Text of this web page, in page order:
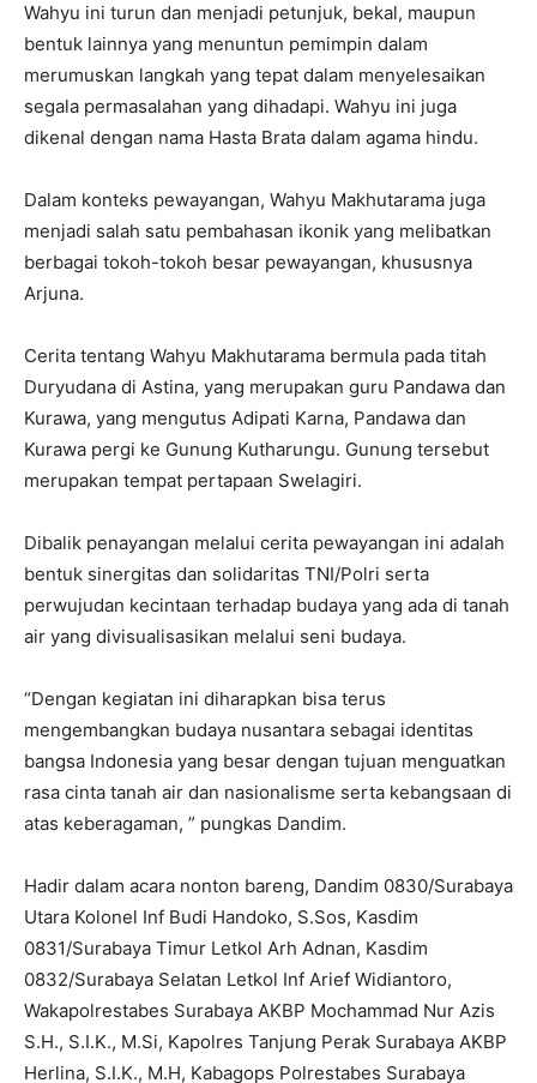
Wahyu ini turun dan menjadi petunjuk, bekal, maupun
bentuk lainnya yang menuntun pemimpin dalam
merumuskan langkah yang tepat dalam menyelesaikan
segala permasalahan yang dihadapi. Wahyu ini juga
dikenal dengan nama Hasta Brata dalam agama hindu.
Dalam konteks pewayangan, Wahyu Makhutarama juga
menjadi salah satu pembahasan ikonik yang melibatkan
berbagai tokoh-tokoh besar pewayangan, khususnya
Arjuna.
Cerita tentang Wahyu Makhutarama bermula pada titah
Duryudana di Astina, yang merupakan guru Pandawa dan
Kurawa, yang mengutus Adipati Karna, Pandawa dan
Kurawa pergi ke Gunung Kutharungu. Gunung tersebut
merupakan tempat pertapaan Swelagiri.
Dibalik penayangan melalui cerita pewayangan ini adalah
bentuk sinergitas dan solidaritas TNI/Polri serta
perwujudan kecintaan terhadap budaya yang ada di tanah
air yang divisualisasikan melalui seni budaya.
“Dengan kegiatan ini diharapkan bisa terus
mengembangkan budaya nusantara sebagai identitas
bangsa Indonesia yang besar dengan tujuan menguatkan
rasa cinta tanah air dan nasionalisme serta kebangsaan di
atas keberagaman, ” pungkas Dandim.
Hadir dalam acara nonton bareng, Dandim 0830/Surabaya
Utara Kolonel Inf Budi Handoko, S.Sos, Kasdim
0831/Surabaya Timur Letkol Arh Adnan, Kasdim
0832/Surabaya Selatan Letkol Inf Arief Widiantoro,
Wakapolrestabes Surabaya AKBP Mochammad Nur Azis
S.H., S.I.K., M.Si, Kapolres Tanjung Perak Surabaya AKBP
Herlina, S.I.K., M.H, Kabagops Polrestabes Surabaya